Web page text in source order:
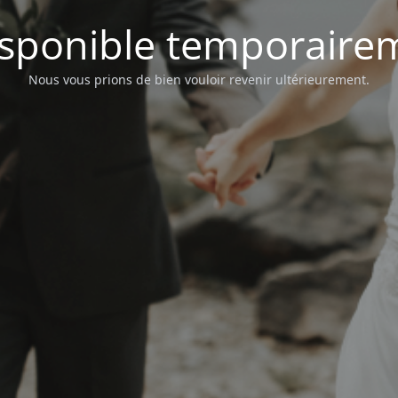
Nous vous prions de bien vouloir revenir ultérieurement.